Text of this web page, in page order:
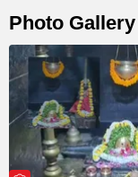
Photo Gallery